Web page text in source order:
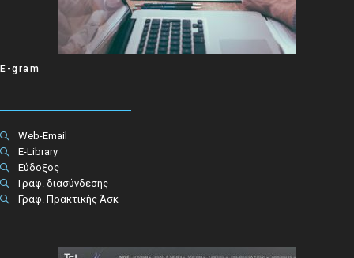
E-gram
Web-Email
E-Library
Εύδοξος
Γραφ. διασύνδεσης
Γραφ. Πρακτικής Άσκ